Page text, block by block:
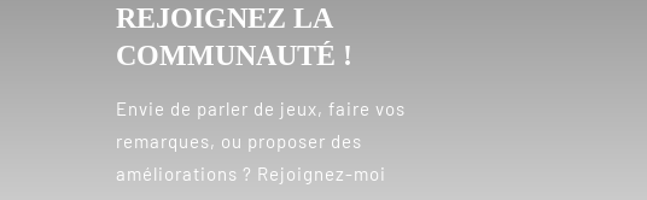
REJOIGNEZ LA
COMMUNAUTÉ !
Envie de parler de jeux, faire vos
remarques, ou proposer des
améliorations ? Rejoignez-moi